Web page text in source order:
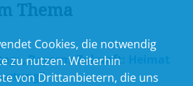
Thema
„Bayerns Zukunft: Heimat
Cookies, die notwendig
zu nutzen. Weiterhin
von Drittanbietern, die uns